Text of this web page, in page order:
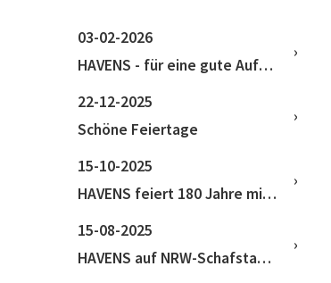
03-02-2026
HAVENS - für eine gute Aufzucht
22-12-2025
Schöne Feiertage
15-10-2025
HAVENS feiert 180 Jahre mit erfolgreichem Kundentag
15-08-2025
HAVENS auf NRW-Schafstage 2025 Haus Düsse